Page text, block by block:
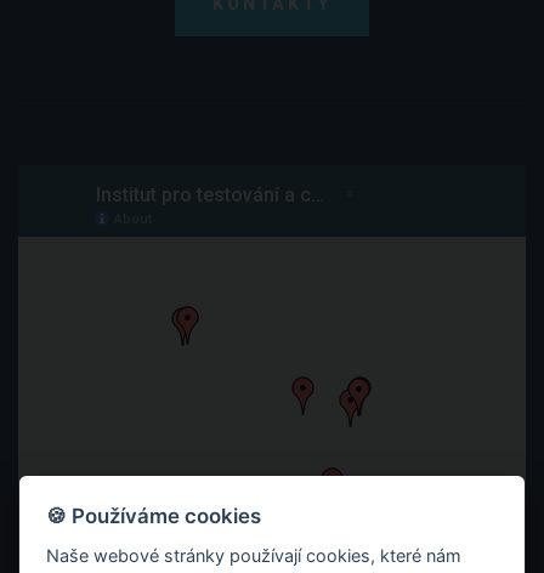
🍪 Používáme cookies
Naše webové stránky používají cookies, které nám